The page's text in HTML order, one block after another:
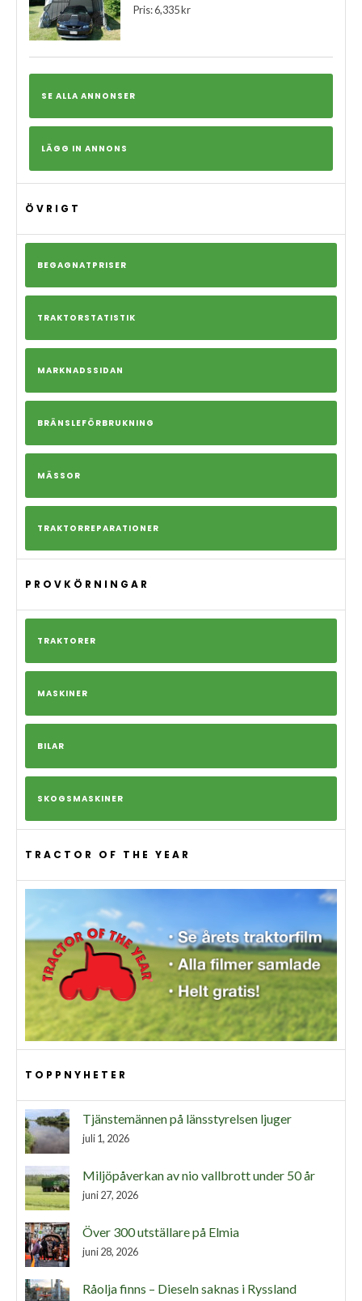
Pris: 6,335 kr
SE ALLA ANNONSER
LÄGG IN ANNONS
ÖVRIGT
BEGAGNATPRISER
TRAKTORSTATISTIK
MARKNADSSIDAN
BRÄNSLEFÖRBRUKNING
MÄSSOR
TRAKTORREPARATIONER
PROVKÖRNINGAR
TRAKTORER
MASKINER
BILAR
SKOGSMASKINER
TRACTOR OF THE YEAR
TOPPNYHETER
Tjänstemännen på länsstyrelsen ljuger
juli 1, 2026
Miljöpåverkan av nio vallbrott under 50 år
juni 27, 2026
Över 300 utställare på Elmia
juni 28, 2026
Råolja finns – Dieseln saknas i Ryssland